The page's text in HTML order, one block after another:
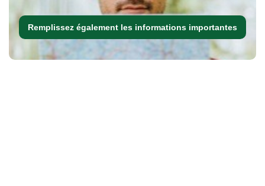
Remplissez également les informations importantes